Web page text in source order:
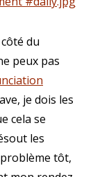
du
peux pas
je dois les
cela se
les
tôt,